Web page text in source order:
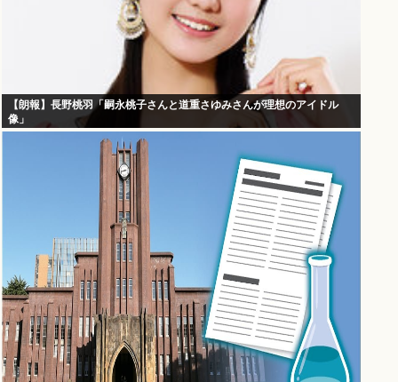
【朗報】長野桃羽「嗣永桃子さんと道重さゆみさんが理想のアイドル
像」